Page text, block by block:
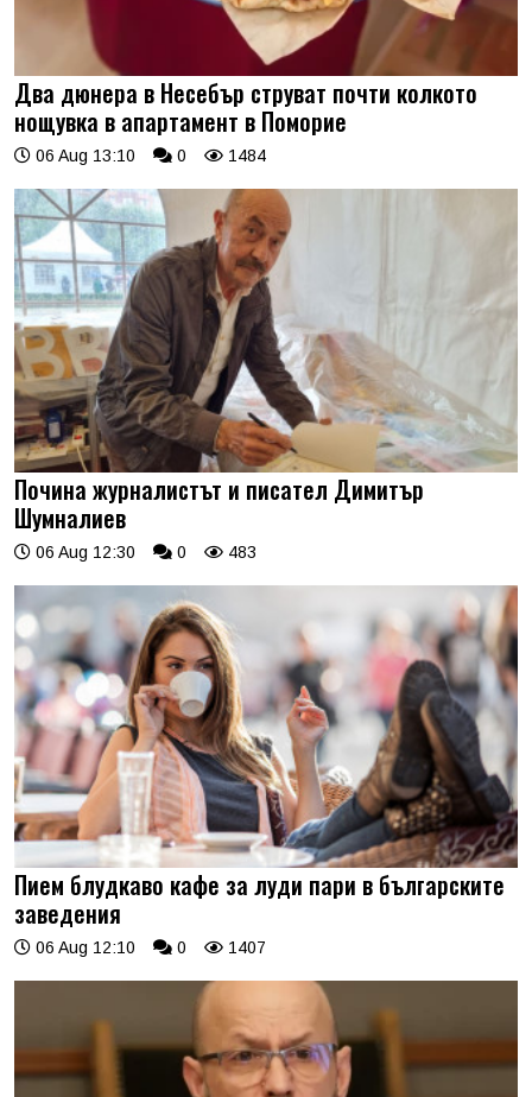
Два дюнера в Несебър струват почти колкото
нощувка в апартамент в Поморие
06 Aug 13:10 0 1484
Почина журналистът и писател Димитър
Шумналиев
06 Aug 12:30 0 483
Пием блудкаво кафе за луди пари в българските
заведения
06 Aug 12:10 0 1407